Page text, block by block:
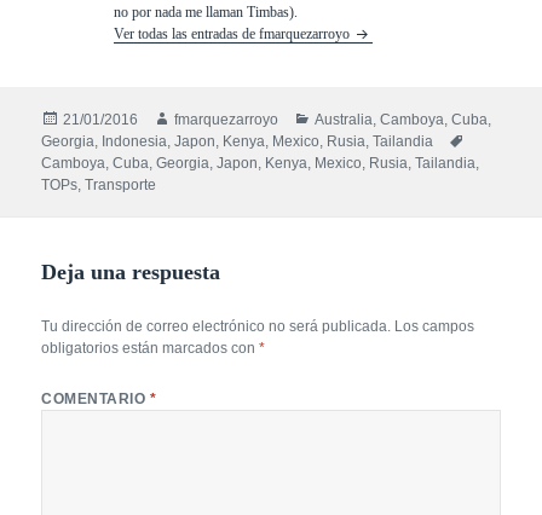
no por nada me llaman Timbas).
Ver todas las entradas de fmarquezarroyo
Publicado
el
21/01/2016 Autor
fmarquezarroyo Categorías
Australia ,Camboya ,Cuba
Georgia Indonesia ,Japon Kenya Mexico Rusia ,Tailandia
Camboya ,Cuba ,Georgia ,Japon Kenya Mexico Rusia ,Tailandia
TOPs ,Transporte
Deja una respuesta
Tu dirección de correo electrónico no será publicada. Los campos
obligatorios están marcados con*
COMENTARIO *